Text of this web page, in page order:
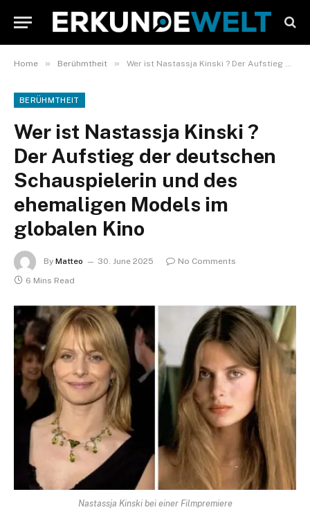
Home » Berühmtheit » Wer ist Nastassja Kinski ? Der Aufstieg der deutschen Schauspielerin und des ehemaligen Models im globalen Kino
BERÜHMTHEIT
Wer ist Nastassja Kinski ?
Der Aufstieg der deutschen
Schauspielerin und des
ehemaligen Models im
globalen Kino
By Matteo 30. June 2025
No Comments
6 Mins Read
Nastassja Kinski bei einer Filmpremiere​